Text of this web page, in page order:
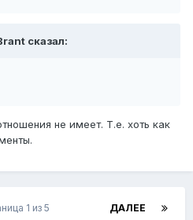
сказал:
не имеет. Т.е. хоть как
ДАЛЕЕ
1 из 5